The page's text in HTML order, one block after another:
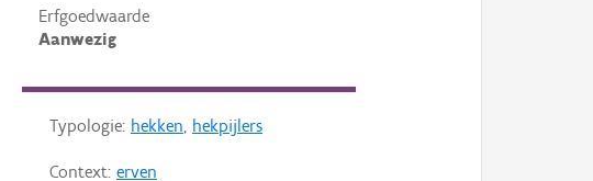
Erfgoedwaarde
Aanwezig
Typologie: hekken, hekpijlers
Context: erven